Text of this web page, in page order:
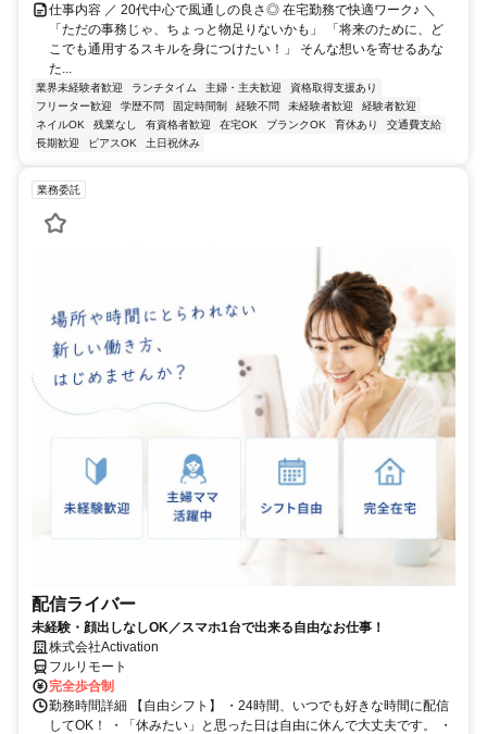
仕事内容 ／ 20代中心で風通しの良さ◎ 在宅勤務で快適ワーク♪ ＼
「ただの事務じゃ、ちょっと物足りないかも」 「将来のために、ど
こでも通用するスキルを身につけたい！」 そんな想いを寄せるあな
た...
業界未経験者歓迎 ランチタイム 主婦・主夫歓迎
資格取得支援あり
フリーター歓迎
学歴不問 固定時間制 経験不問 未経験者歓迎
経験者歓迎
ネイルOK
残業なし 有資格者歓迎 在宅OK ブランクOK 育休あり
交通費支給
長期歓迎
ピアスOK 土日祝休み
業務委託
配信ライバー
未経験・顔出しなしOK／スマホ1台で出来る自由なお仕事！
株式会社Activation
フルリモート
完全歩合制
勤務時間詳細 【自由シフト】 ・24時間、いつでも好きな時間に配信
してOK！ ・「休みたい」と思った日は自由に休んで大丈夫です。 ・